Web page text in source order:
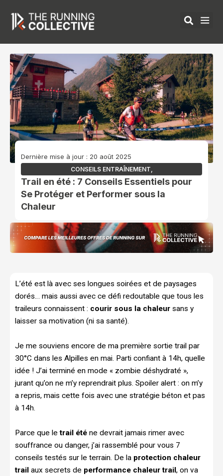
contenu
Dernière mise à jour : 20 août 2025
CONSEILS ENTRAÎNEMENT
Trail en été : 7 Conseils Essentiels pour
Se Protéger et Performer sous la
Chaleur
L’été est là avec ses longues soirées et de paysages
dorés… mais aussi avec ce défi redoutable que tous les
traileurs connaissent : courir sous la chaleur sans y
laisser sa motivation (ni sa santé).
Je me souviens encore de ma première sortie trail par
30°C dans les Alpilles en mai. Parti confiant à 14h, quelle
idée ! J’ai terminé en mode « zombie déshydraté »,
jurant qu’on ne m’y reprendrait plus. Spoiler alert : on m’y
a repris, mais cette fois avec une stratégie béton et pas
à 14h.
Parce que letrail été ne devrait jamais rimer avec
souffrance ou danger, j’ai rassemblé pour vous 7
conseils testés sur le terrain. De la protection chaleur
trail aux secrets de performance chaleur trail, on va